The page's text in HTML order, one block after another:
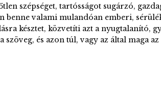
szépséget, tartósságot sugárzó,
benne valami mulandóan emberi,
késztet, közvetíti azt a nyugtalanító,
és azon túl, vagy az által maga az